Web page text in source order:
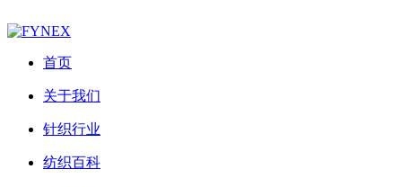
首页
关于我们
针织行业
纺织百科